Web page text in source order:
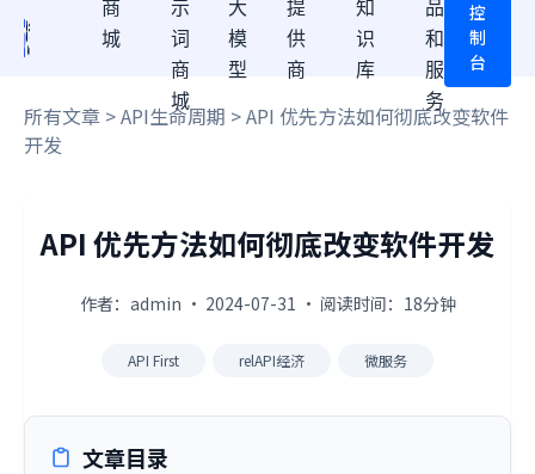
商
城
示
词
商
城
大
模
型
提
供
商
知
识
库
品
和
服
务
控
制
台
所有文章 >API生命周期 > API 优先方法如何彻底改变软件
开发
API 优先方法如何彻底改变软件开发
作者：admin · 2024-07-31 · 阅读时间：18分钟
API First relAPI经济 微服务
文章目录